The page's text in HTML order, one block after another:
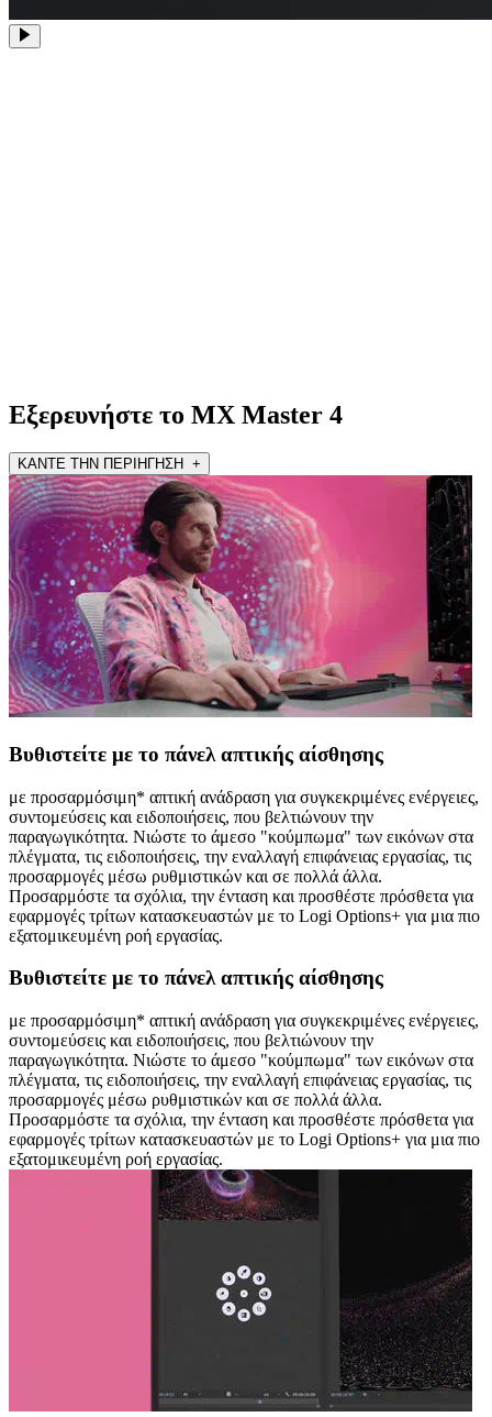
Εξερευνήστε το MX Master 4
ΚΑΝΤΕ ΤΗΝ ΠΕΡΙΗΓΗΣΗ +
Βυθιστείτε με το πάνελ απτικής αίσθησης
με προσαρμόσιμη* απτική ανάδραση για συγκεκριμένες ενέργειες,
συντομεύσεις και ειδοποιήσεις, που βελτιώνουν την
παραγωγικότητα. Νιώστε το άμεσο "κούμπωμα" των εικόνων στα
πλέγματα, τις ειδοποιήσεις, την εναλλαγή επιφάνειας εργασίας, τις
προσαρμογές μέσω ρυθμιστικών και σε πολλά άλλα.
Προσαρμόστε τα σχόλια, την ένταση και προσθέστε πρόσθετα για
εφαρμογές τρίτων κατασκευαστών με το Logi Options+ για μια πιο
εξατομικευμένη ροή εργασίας.
Βυθιστείτε με το πάνελ απτικής αίσθησης
με προσαρμόσιμη* απτική ανάδραση για συγκεκριμένες ενέργειες,
συντομεύσεις και ειδοποιήσεις, που βελτιώνουν την
παραγωγικότητα. Νιώστε το άμεσο "κούμπωμα" των εικόνων στα
πλέγματα, τις ειδοποιήσεις, την εναλλαγή επιφάνειας εργασίας, τις
προσαρμογές μέσω ρυθμιστικών και σε πολλά άλλα.
Προσαρμόστε τα σχόλια, την ένταση και προσθέστε πρόσθετα για
εφαρμογές τρίτων κατασκευαστών με το Logi Options+ για μια πιο
εξατομικευμένη ροή εργασίας.